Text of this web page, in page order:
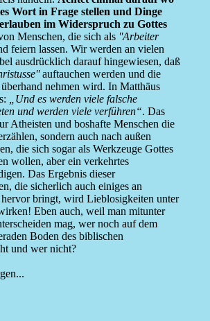
Wort in Frage stellen und Dinge
im Widerspruch zu Gottes
Menschen, die sich als ''Arbeiter
feiern lassen. Wir werden an vielen
ausdrücklich darauf hingewiesen, daß
auftauchen werden und die
nehmen wird. In Matthäus
„Und es werden viele falsche
und werden viele verführen“. Das
Atheisten und boshafte Menschen die
sondern auch nach außen
die sich sogar als Werkzeuge Gottes
wollen, aber ein verkehrtes
Das Ergebnis dieser
die sicherlich auch einiges an
hervor bringt, wird Lieblosigkeiten unter
Eben auch, weil man mitunter
mag, wer noch auf dem
Boden des biblischen
und wer nicht?